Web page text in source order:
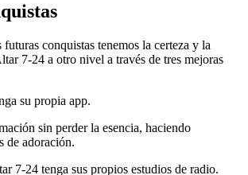
futuras conquistas tenemos la certeza y la
7-24 a otro nivel a través de tres mejoras
su propia app.
sin perder la esencia, haciendo
de adoración.
7-24 tenga sus propios estudios de radio.